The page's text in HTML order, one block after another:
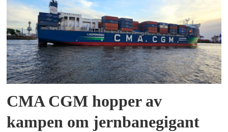
CMA CGM hopper av
kampen om jernbanegigant